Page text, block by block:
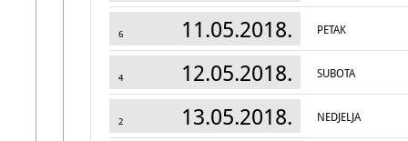
6 11.05.2018. PETAK
4 12.05.2018. SUBOTA
2 13.05.2018. NEDJELJA